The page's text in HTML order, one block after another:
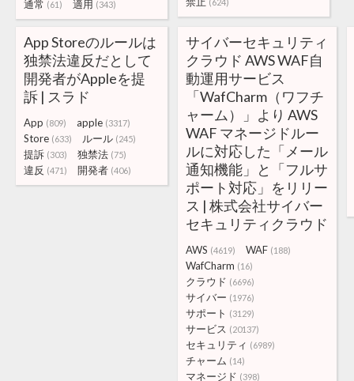
通常 (61) 適用 (343)
App Storeのルールは
独禁法違反だとして
開発者がAppleを提
訴 | スラド
App (809) apple (3317)
Store (633) ルール (245)
提訴 (303) 独禁法 (75)
違反 (471) 開発者 (406)
サイバーセキュリティ
クラウド AWS WAF自
動運用サービス
「WafCharm（ワフチ
ャーム）」より AWS
WAF マネージドルー
ルに対応した「メール
通知機能」と「フルサ
ポート対応」をリリー
ス | 株式会社サイバー
セキュリティクラウド
AWS (4619) WAF (188)
WafCharm (16)
クラウド (6696)
サイバー (1976)
サポート (3129)
サービス (20137)
セキュリティ (6989)
チャーム (14)
マネージド (398)